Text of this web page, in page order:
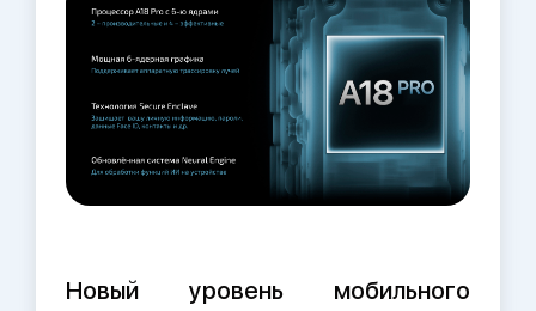
Новый уровень мобильного